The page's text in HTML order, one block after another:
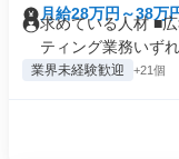
月給28万円～38万
求めている人材 ■
ティング業務いず
業界未経験歓迎 +21個